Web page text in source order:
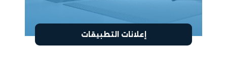
إعلانات التطبيقات